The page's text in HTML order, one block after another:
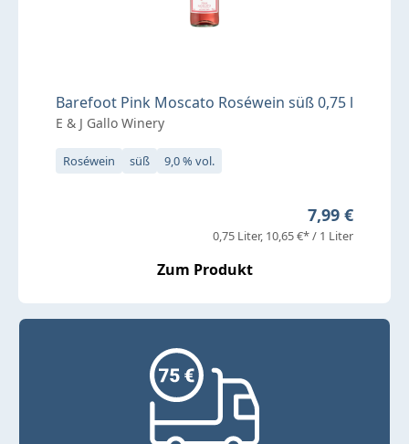
Barefoot Pink Moscato Roséwein süß 0,75 l
E & J Gallo Winery
Roséwein süß 9,0 % vol.
Regulärer
7,99 €
0,75 Liter 10,65 €* / 1 Liter
Zum Produkt